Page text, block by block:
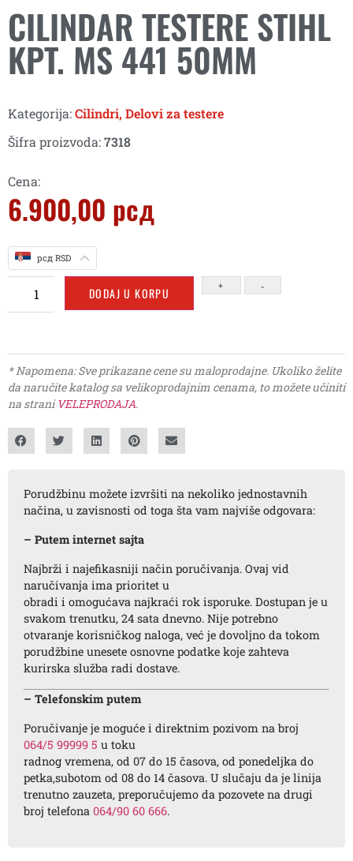
CILINDAR TESTERE STIHL
KPT. MS 441 50MM
Kategorija:Cilindri, Delovi za testere
Šifra proizvoda:7318
Cena:
6.900,00 рсд
рсд RSD
+ -
DODAJ U KORPU
* Napomena: Sve prikazane cene su maloprodajne. Ukoliko želite
da naručite katalog sa velikoprodajnim cenama, to možete učiniti
na straniVELEPRODAJA.
Porudžbinu možete izvršiti na nekoliko jednostavnih
načina, u zavisnosti od toga šta vam najviše odgovara:
– Putem internet sajta
Najbrži i najefikasniji način poručivanja. Ovaj vid
naručivanja ima prioritet u
obradi i omogućava najkraći rok isporuke. Dostupan je u
svakom trenutku, 24 sata dnevno. Nije potrebno
otvaranje korisničkog naloga, već je dovoljno da tokom
porudžbine unesete osnovne podatke koje zahteva
kurirska služba radi dostave.
– Telefonskim putem
Poručivanje je moguće i direktnim pozivom na broj
064/5 99999 5 u toku
radnog vremena, od 07 do 15 časova, od ponedeljka do
petka,subotom od 08 do 14 časova. U slučaju da je linija
trenutno zauzeta, preporučujemo da pozovete na drugi
broj telefona 064/90 60 666.